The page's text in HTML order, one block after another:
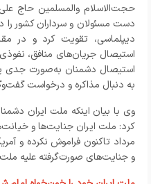
حجت‌الاسلام والمسلمین حاج
دست مسئولان و سرداران کشور را
دیپلماسی، تقویت کرد و در
استیصال جریان‌های منافق،
استیصال دشمنان به‌صورت جدی
به دنبال مذاکره و درخواست
وی با بیان اینکه ملت ایران
مرداد تاکنون فراموش نکرده و
و جنایت‌های صورت‌گرفته علیه ملت